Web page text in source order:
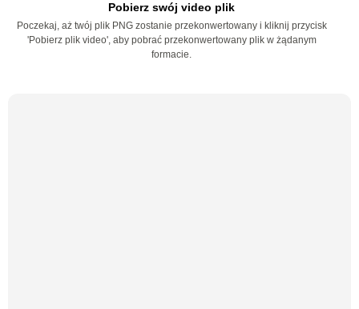
Pobierz swój video plik
Poczekaj, aż twój plik PNG zostanie przekonwertowany i kliknij przycisk
'Pobierz plik video', aby pobrać przekonwertowany plik w żądanym
formacie.